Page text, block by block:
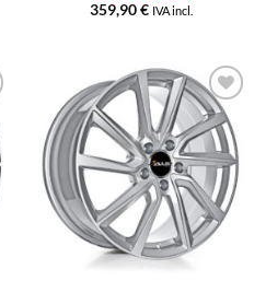
359,90€ IVA incl.
Aggiungi
alla lista
dei
desideri